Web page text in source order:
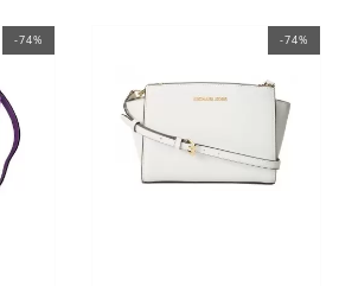
-74% -74%